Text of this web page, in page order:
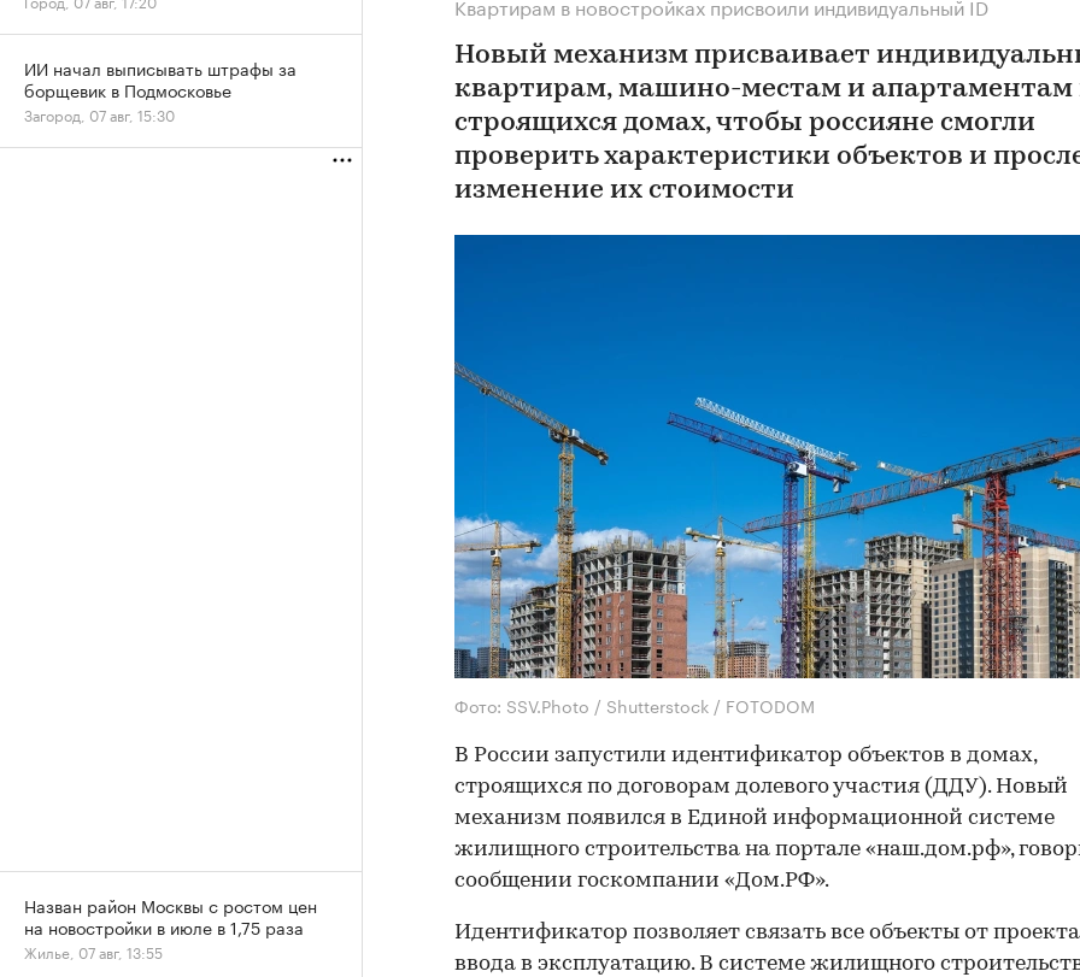
Новый механизм присваивает
квартирам, машино-местам и апартаментам
строящихся домах, чтобы россияне смогли
проверить характеристики объектов и
изменение их стоимости
Фото: SSV.Photo / Shutterstock / FOTODOM
В России запустили идентификатор объектов в домах,
строящихся по договорам долевого участия (ДДУ). Новый
механизм появился в Единой информационной системе
жилищного строительства на портале «наш.дом.рф»,
сообщении госкомпании «Дом.РФ».
Идентификатор позволяет связать все объекты от
ввода в эксплуатацию. В системе жилищного
ИИ начал выписывать штрафы за
борщевик в Подмосковье
Загород, 07 авг, 15:30
Назван район Москвы с ростом цен
на новостройки в июле в 1,75 раза
Жилье, 07 авг, 13:55